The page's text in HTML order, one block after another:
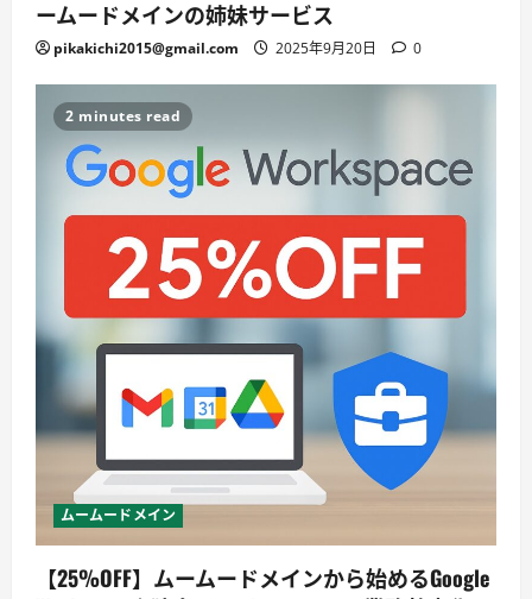
ームードメインの姉妹サービス
pikakichi2015@gmail.com 2025年9月20日 0
2 minutes read
ムームードメイン
【25%OFF】ムームードメインから始めるGoogle